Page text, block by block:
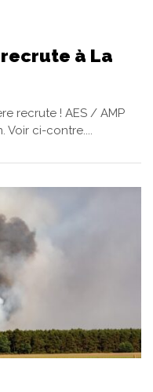
recrute à La
recrute ! AES / AMP
Voir ci-contre....